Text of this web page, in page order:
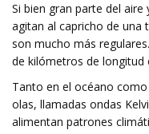
Si bien gran parte del
agitan al capricho de una
son mucho más
de kilómetros de longitud
Tanto en el océano
olas, llamadas ondas
alimentan patrones